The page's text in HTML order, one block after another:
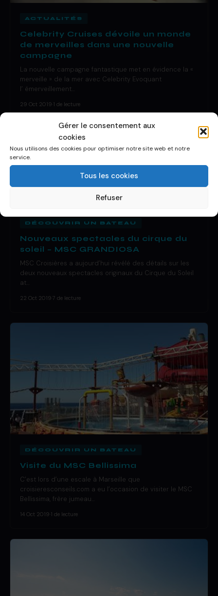
Gérer le consentement aux
cookies
Nous utilisons des cookies pour optimiser notre site web et notre
service.
Tous les cookies
Refuser
ACTUALITÉS
Celebrity Cruises dévoile un monde
de merveilles dans une nouvelle
campagne
La nouvelle campagne fantastique met en évidence la «
merveille » de la mer avec Celebrity Evoquant
l’ émerveillement…
29 Oct 2019 1 de lecture
DÉCOUVRIR UN BATEAU
Nouveaux spectacles du cirque du
soleil – MSC GRANDIOSA
MSC Croisières a aujourd’hui révélé des détails sur les
deux nouveaux spectacles originaux du Cirque du Soleil
at…
22 Oct 2019 7 de lecture
DÉCOUVRIR UN BATEAU
Visite du MSC Bellissima
C’est lors d’une escale à Marseille que
croisieresconseils.com a eu l’occasion de visiter le MSC
Bellissima, frère jumeau…
14 Oct 2019 1 de lecture